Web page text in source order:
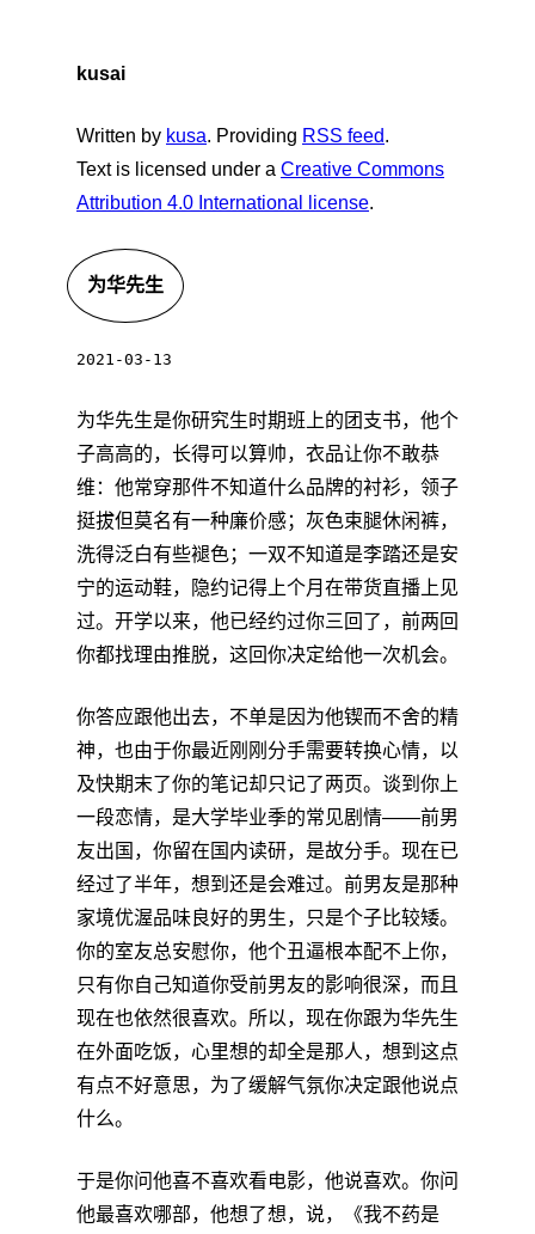
kusai
Written by kusa. Providing RSS feed.
Text is licensed under a Creative Commons
Attribution 4.0 International license.
为华先生
2021-03-13
为华先生是你研究生时期班上的团支书，他个
子高高的，长得可以算帅，衣品让你不敢恭
维：他常穿那件不知道什么品牌的衬衫，领子
挺拔但莫名有一种廉价感；灰色束腿休闲裤，
洗得泛白有些褪色；一双不知道是李踏还是安
宁的运动鞋，隐约记得上个月在带货直播上见
过。开学以来，他已经约过你三回了，前两回
你都找理由推脱，这回你决定给他一次机会。
你答应跟他出去，不单是因为他锲而不舍的精
神，也由于你最近刚刚分手需要转换心情，以
及快期末了你的笔记却只记了两页。谈到你上
一段恋情，是大学毕业季的常见剧情——前男
友出国，你留在国内读研，是故分手。现在已
经过了半年，想到还是会难过。前男友是那种
家境优渥品味良好的男生，只是个子比较矮。
你的室友总安慰你，他个丑逼根本配不上你，
只有你自己知道你受前男友的影响很深，而且
现在也依然很喜欢。所以，现在你跟为华先生
在外面吃饭，心里想的却全是那人，想到这点
有点不好意思，为了缓解气氛你决定跟他说点
什么。
于是你问他喜不喜欢看电影，他说喜欢。你问
他最喜欢哪部，他想了想，说，《我不药是